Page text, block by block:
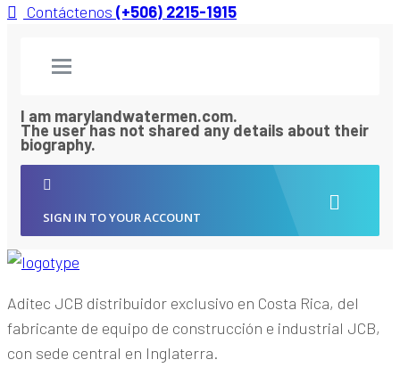
Contáctenos (+506) 2215-1915
I am marylandwatermen.com.
The user has not shared any details about their
biography.
SIGN IN TO YOUR ACCOUNT
Aditec JCB distribuidor exclusivo en Costa Rica, del
fabricante de equipo de construcción e industrial JCB,
con sede central en Inglaterra.